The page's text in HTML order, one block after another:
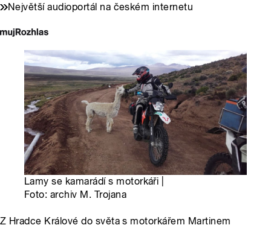
Největší audioportál na českém internetu
Lamy se kamarádí s motorkáři |
Foto: archiv M. Trojana
Z Hradce Králové do světa s motorkářem Martinem